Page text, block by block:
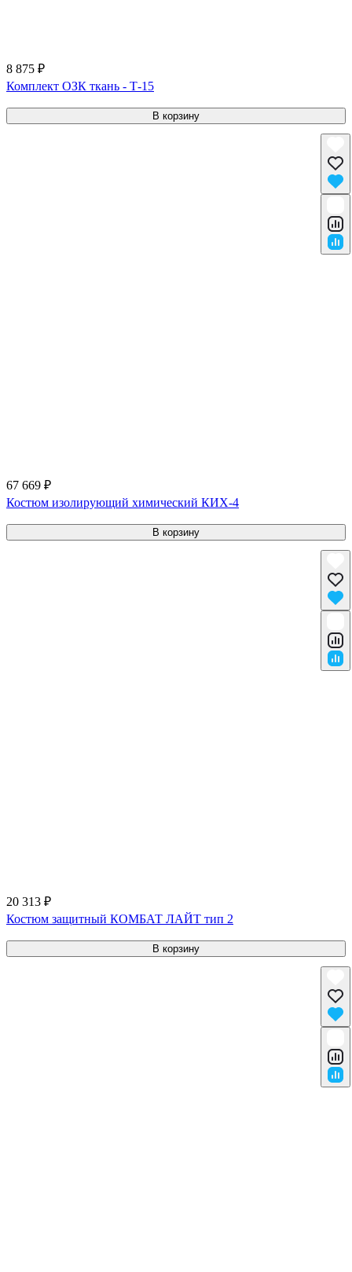
8 875 ₽
Комплект ОЗК ткань - Т-15
В корзину
67 669 ₽
Костюм изолирующий химический КИХ-4
В корзину
20 313 ₽
Костюм защитный КОМБАТ ЛАЙТ тип 2
В корзину